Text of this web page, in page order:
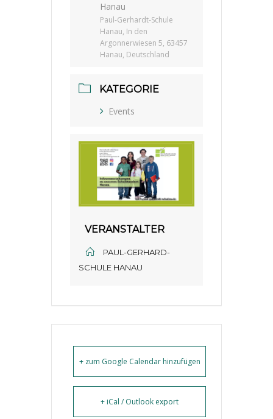
Hanau
Paul-Gerhardt-Schule
Hanau, In den
Argonnerwiesen 5, 63457
Hanau, Deutschland
KATEGORIE
Events
VERANSTALTER
PAUL-GERHARD-
SCHULE HANAU
+ zum Google Calendar hinzufügen
+ iCal / Outlook export